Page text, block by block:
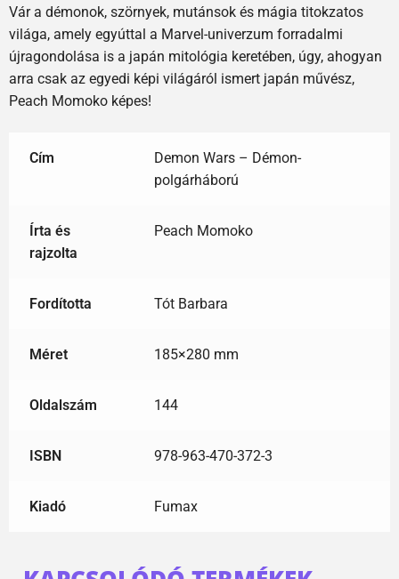
Vár a démonok, szörnyek, mutánsok és mágia titokzatos
világa, amely egyúttal a Marvel-univerzum forradalmi
újragondolása is a japán mitológia keretében, úgy, ahogyan
arra csak az egyedi képi világáról ismert japán művész,
Peach Momoko képes!
Cím
Demon Wars – Démon-
polgárháború
Írta és
rajzolta
Peach Momoko
Fordította Tót Barbara
Méret 185×280 mm
Oldalszám 144
ISBN 978-963-470-372-3
Kiadó Fumax